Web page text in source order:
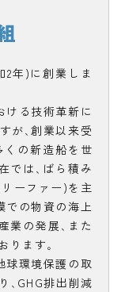
2年)に創業しま
ける技術革新に
が､創業以来受
の新造船を世
では､ばら積み
ーファー)を主
での物資の海上
業の発展､また
ります｡
球環境保護の取
､GHG排出削減